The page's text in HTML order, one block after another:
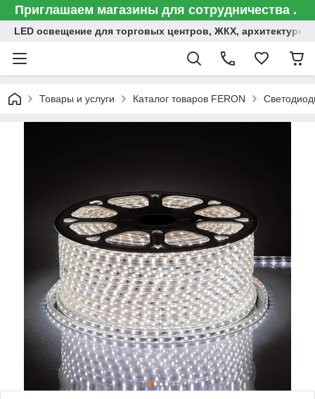
Приглашаем магазины для сотрудничества .
LED освещение для торговых центров, ЖКХ,
Товары и услуги Каталог товаров FERON